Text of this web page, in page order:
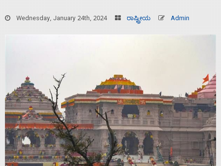
Wednesday, January 24th, 2024 ರಾಷ್ಟ್ರೀಯ Admin